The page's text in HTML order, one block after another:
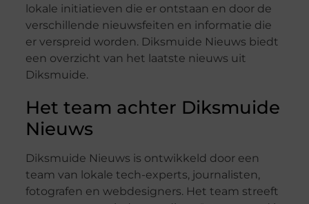
lokale initiatieven die er ontstaan en door de
verschillende nieuwsfeiten en informatie die
er verspreid worden. Diksmuide Nieuws biedt
een overzicht van het laatste nieuws uit
Diksmuide.
Het team achter Diksmuide
Nieuws
Diksmuide Nieuws is ontwikkeld door een
team van lokale tech-experts, journalisten,
fotografen en webdesigners. Het team streeft